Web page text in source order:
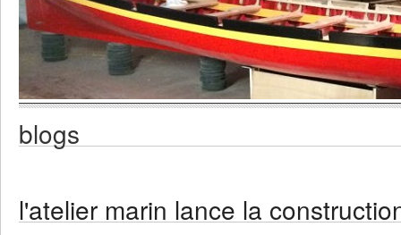
You are here
blogs
l'atelier marin lance la